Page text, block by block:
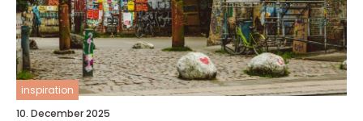
inspiration
10. December 2025